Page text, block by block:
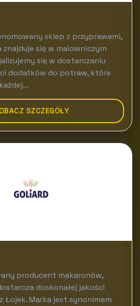
sklep z przyprawami,
się w malowniczym
się w dostarczaniu
dodatków do potraw, które
SZCZEGÓŁY
producent makaronów,
doskonałej jakości
Łojek. Marka jest synonimem